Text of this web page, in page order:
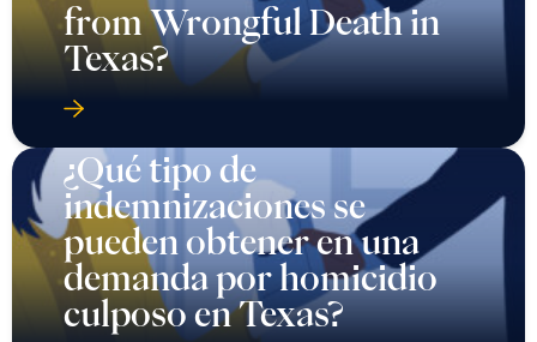
from Wrongful Death in
Texas?
¿Qué tipo de
indemnizaciones se
pueden obtener en una
demanda por homicidio
culposo en Texas?